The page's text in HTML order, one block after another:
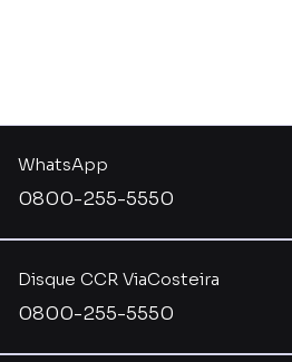
Disque CCR ViaCosteira
0800-255-5550
WhatsApp
0800-255-5550